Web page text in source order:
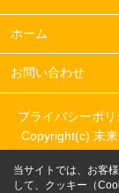
ホーム
お問い合わせ
プライバシーポリ
Copyright(c) 未
当サイトでは、お客
して、クッキー（